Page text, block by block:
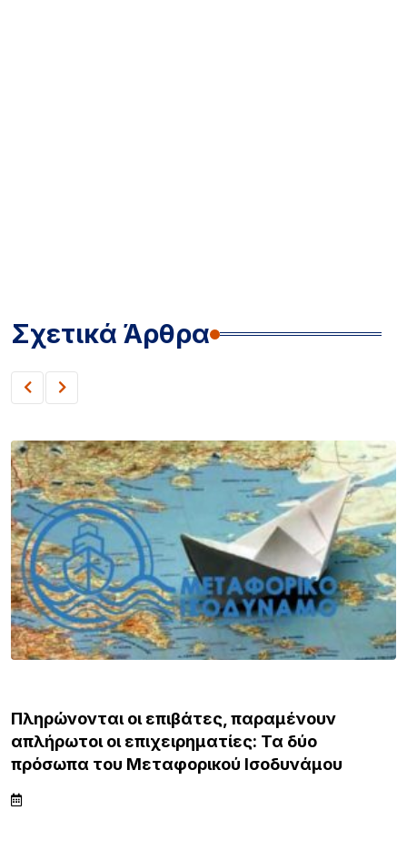
Σχετικά Άρθρα
Πληρώνονται οι επιβάτες, παραμένουν
απλήρωτοι οι επιχειρηματίες: Τα δύο
πρόσωπα του Μεταφορικού Ισοδυνάμου